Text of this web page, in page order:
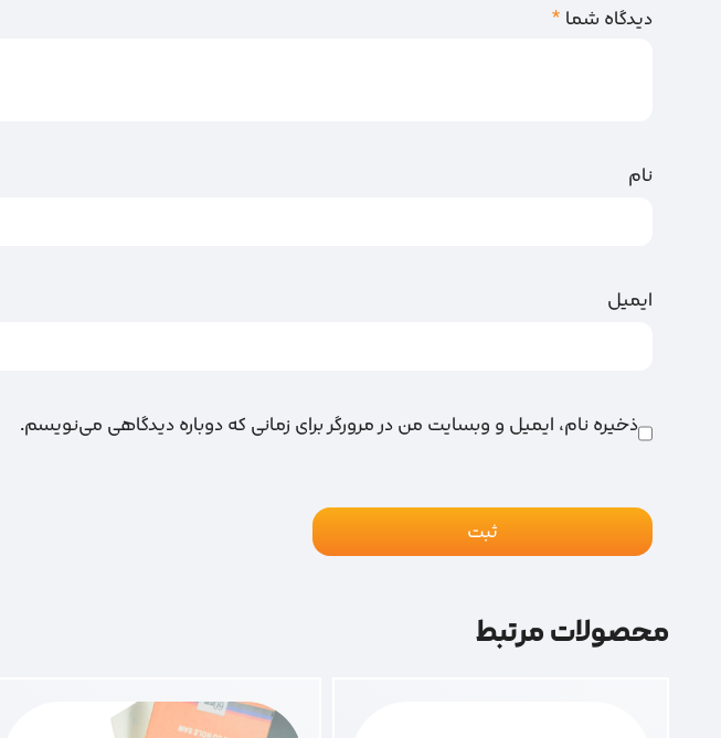
دیدگاه شما *
نام
ایمیل
ذخیره نام، ایمیل و وبسایت من در مرورگر برای زمانی که دوباره دیدگاهی می‌نویسم.
محصولات مرتبط